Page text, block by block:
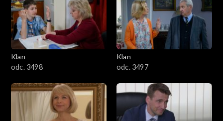
4201–4300
4101–4200
3901–4000
Klan
odc. 3498
Klan
odc. 3497